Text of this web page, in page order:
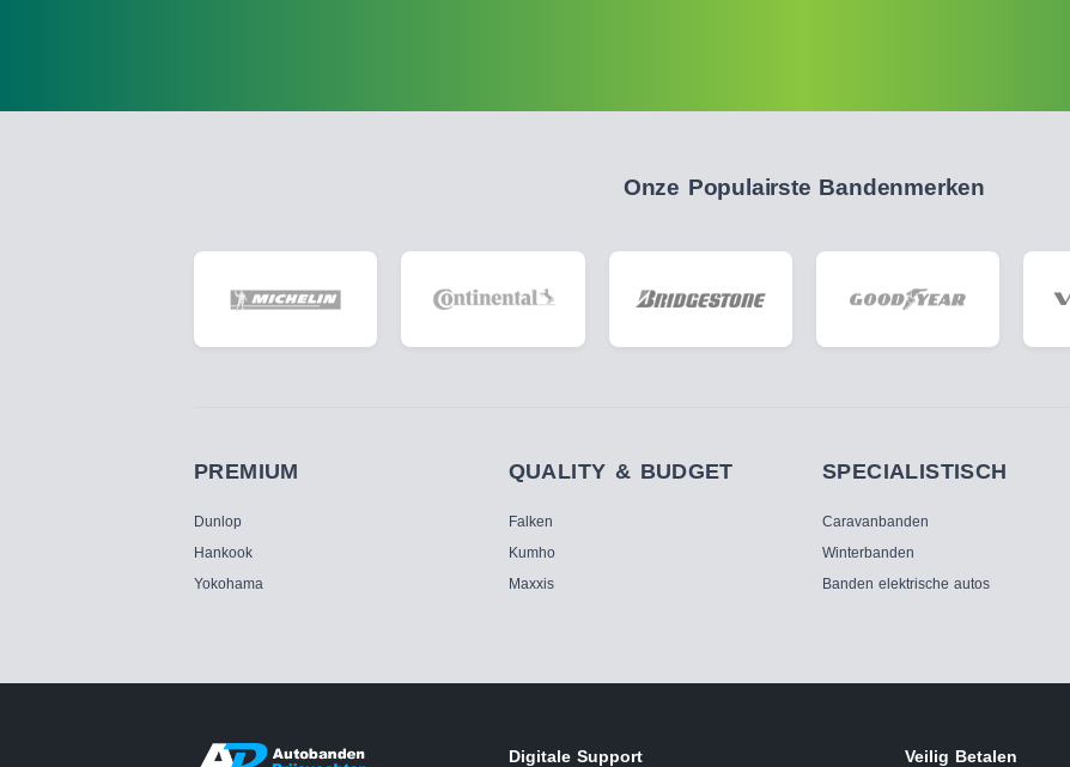
Onze Populairste Bandenmerken
PREMIUM
Dunlop
Hankook
Yokohama
QUALITY & BUDGET
Falken
Kumho
Maxxis
SPECIALISTISCH
Caravanbanden
Winterbanden
Banden elektrische autos
Digitale Support Veilig Betalen